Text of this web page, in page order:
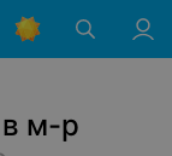
в м-р